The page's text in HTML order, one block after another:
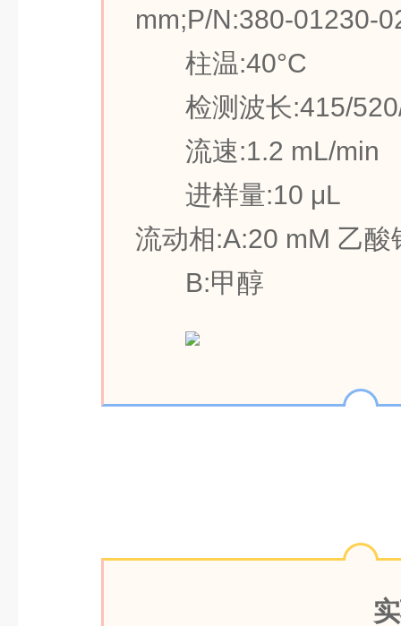
mm;P/N:380-01230-
柱温:40°C
检测波长:415/
流速:1.2 mL/min
进样量:10 μL
流动相:A:20 mM 乙酸
B:甲醇